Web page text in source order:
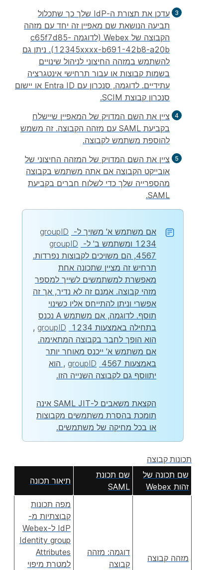
עדכן את תצורת ה-IdP שלך כך שתכלול
תביעה הנושאת שם מאפיין זה יחד עם מזהה
הקבוצה של Webex (לדוגמה c65f7d85-
b691-42b8-a20b-⁦12345xxxx⁩). ניתן גם
להשתמש במזהה החיצוני לניהול שינויים
בשמות קבוצות או עבור תרחישי אינטגרציה
עתידיים. לדוגמה, סנכרון עם Entra ID או יישום
סנכרון קבוצת SCIM.
ציין את השם המדויק של המאפיין שיישלח
בקביעת SAML עם מזהה הקבוצה. זה משמש
להוספת משתמש לקבוצה.
ציין את השם המדויק של המזהה החיצוני של
אובייקט הקבוצה אם אתה משתמש בקבוצה
מהספרייה שלך כדי לשלוח חברים בקביעת
SAML.
אם משתמש א' משויך ל- groupID
1234 ומשתמש ב' ל-
groupID
4567, הם משויכים לקבוצות נפרדות.
תרחיש זה מציין שתכונה אחת
מאפשרת למשתמשים לשייך למספר
מזהי קבוצה. אמנם זה לא נדיר, אך זה
אפשרי וניתן להתייחס אליו כשינוי
תוסף. לדוגמה, אם משתמש A נכנס
בתחילה באמצעות
groupID
1234,
הוא הופך לחבר בקבוצה המתאימה.
אם משתמש א' ייכנס מאוחר יותר
באמצעות
groupID 4567, הוא
יתווסף גם לקבוצה השנייה הזו.
הקצאת משאבים ל-SAML JIT אינה
תומכת בהסרת משתמשים מקבוצות
או בכל מחיקה של משתמשים.
תכונות קבוצה
שם תכונה של
זהות Webex
שם תכונת
SAML
תיאור תכונה
מזהה קבוצה
דוגמה: מזהה
קבוצה
מפה תכונות
קבוצתיות מ-
IdP ל-Webex
Identity group
Attributes
למטרת מיפוי